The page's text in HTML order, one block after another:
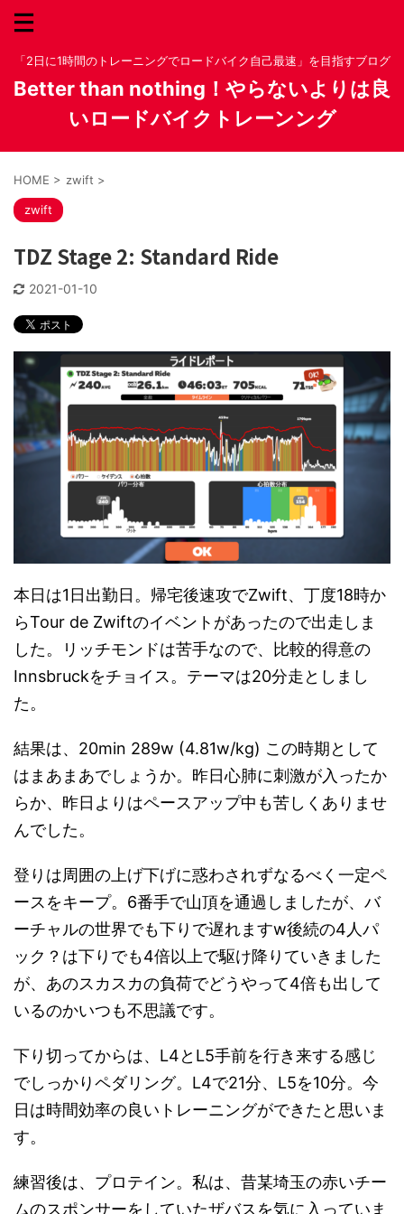
「2日に1時間のトレーニングでロードバイク自己最速」を目指すブログ
Better than nothing！やらないよりは良
いロードバイクトレーンング
HOME > zwift >
zwift
TDZ Stage 2: Standard Ride
2021-01-10
本日は1日出勤日。帰宅後速攻でZwift、丁度18時か
らTour de Zwiftのイベントがあったので出走しま
した。リッチモンドは苦手なので、比較的得意の
Innsbruckをチョイス。テーマは20分走としまし
た。
結果は、20min 289w (4.81w/kg) この時期として
はまあまあでしょうか。昨日心肺に刺激が入ったか
らか、昨日よりはペースアップ中も苦しくありませ
んでした。
登りは周囲の上げ下げに惑わされずなるべく一定ペ
ースをキープ。6番手で山頂を通過しましたが、バ
ーチャルの世界でも下りで遅れますw後続の4人パ
ック？は下りでも4倍以上で駆け降りていきました
が、あのスカスカの負荷でどうやって4倍も出して
いるのかいつも不思議です。
下り切ってからは、L4とL5手前を行き来する感じ
でしっかりペダリング。L4で21分、L5を10分。今
日は時間効率の良いトレーニングができたと思いま
す。
練習後は、プロテイン。私は、昔某埼玉の赤いチー
ムのスポンサーをしていたザバスを気に入っていま